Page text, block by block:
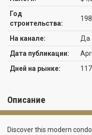
Год
строительства:
На канале:
Да
Дата публикации:
Дней на рынке:
117
Описание
Discover this modern